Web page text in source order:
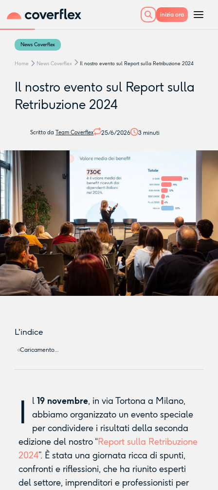
inizia ora
News Coverflex
Home News Coverflex Il nostro evento sul Report sulla Retribuzione 2024
Il nostro evento sul Report sulla
Retribuzione 2024
Scritto daTeam Coverflex 25/6/2026 3 minuti
L'indice
Caricamento...
I l 19 novembre, in via Tortona a Milano,
abbiamo organizzato un evento speciale
per condividere i risultati della seconda
edizione del nostro “Report sulla Retribuzione
2024”. È stata una giornata ricca di spunti,
confronti e riflessioni, che ha riunito esperti
del settore, imprenditori e professionisti per